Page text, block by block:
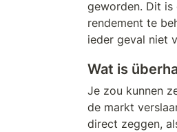
geworden. Dit is
rendement te
ieder geval niet
Wat is
Je zou kunnen
de markt
direct zeggen,